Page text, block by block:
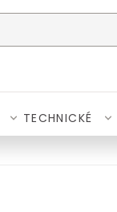
TECHNICKÉ